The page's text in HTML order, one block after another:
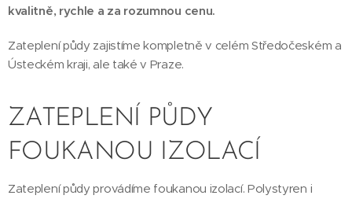
kvalitně, rychle a za rozumnou cenu.
Zateplení půdy zajistíme kompletně v celém Středočeském a
Ústeckém kraji, ale také v Praze.
ZATEPLENÍ PŮDY
FOUKANOU IZOLACÍ
Zateplení půdy provádíme foukanou izolací. Polystyren i